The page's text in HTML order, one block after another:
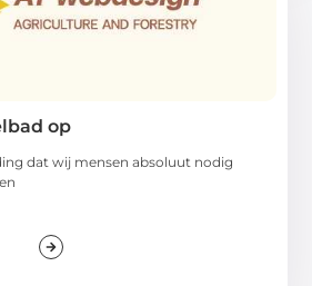
op
dat wij mensen absoluut nodig